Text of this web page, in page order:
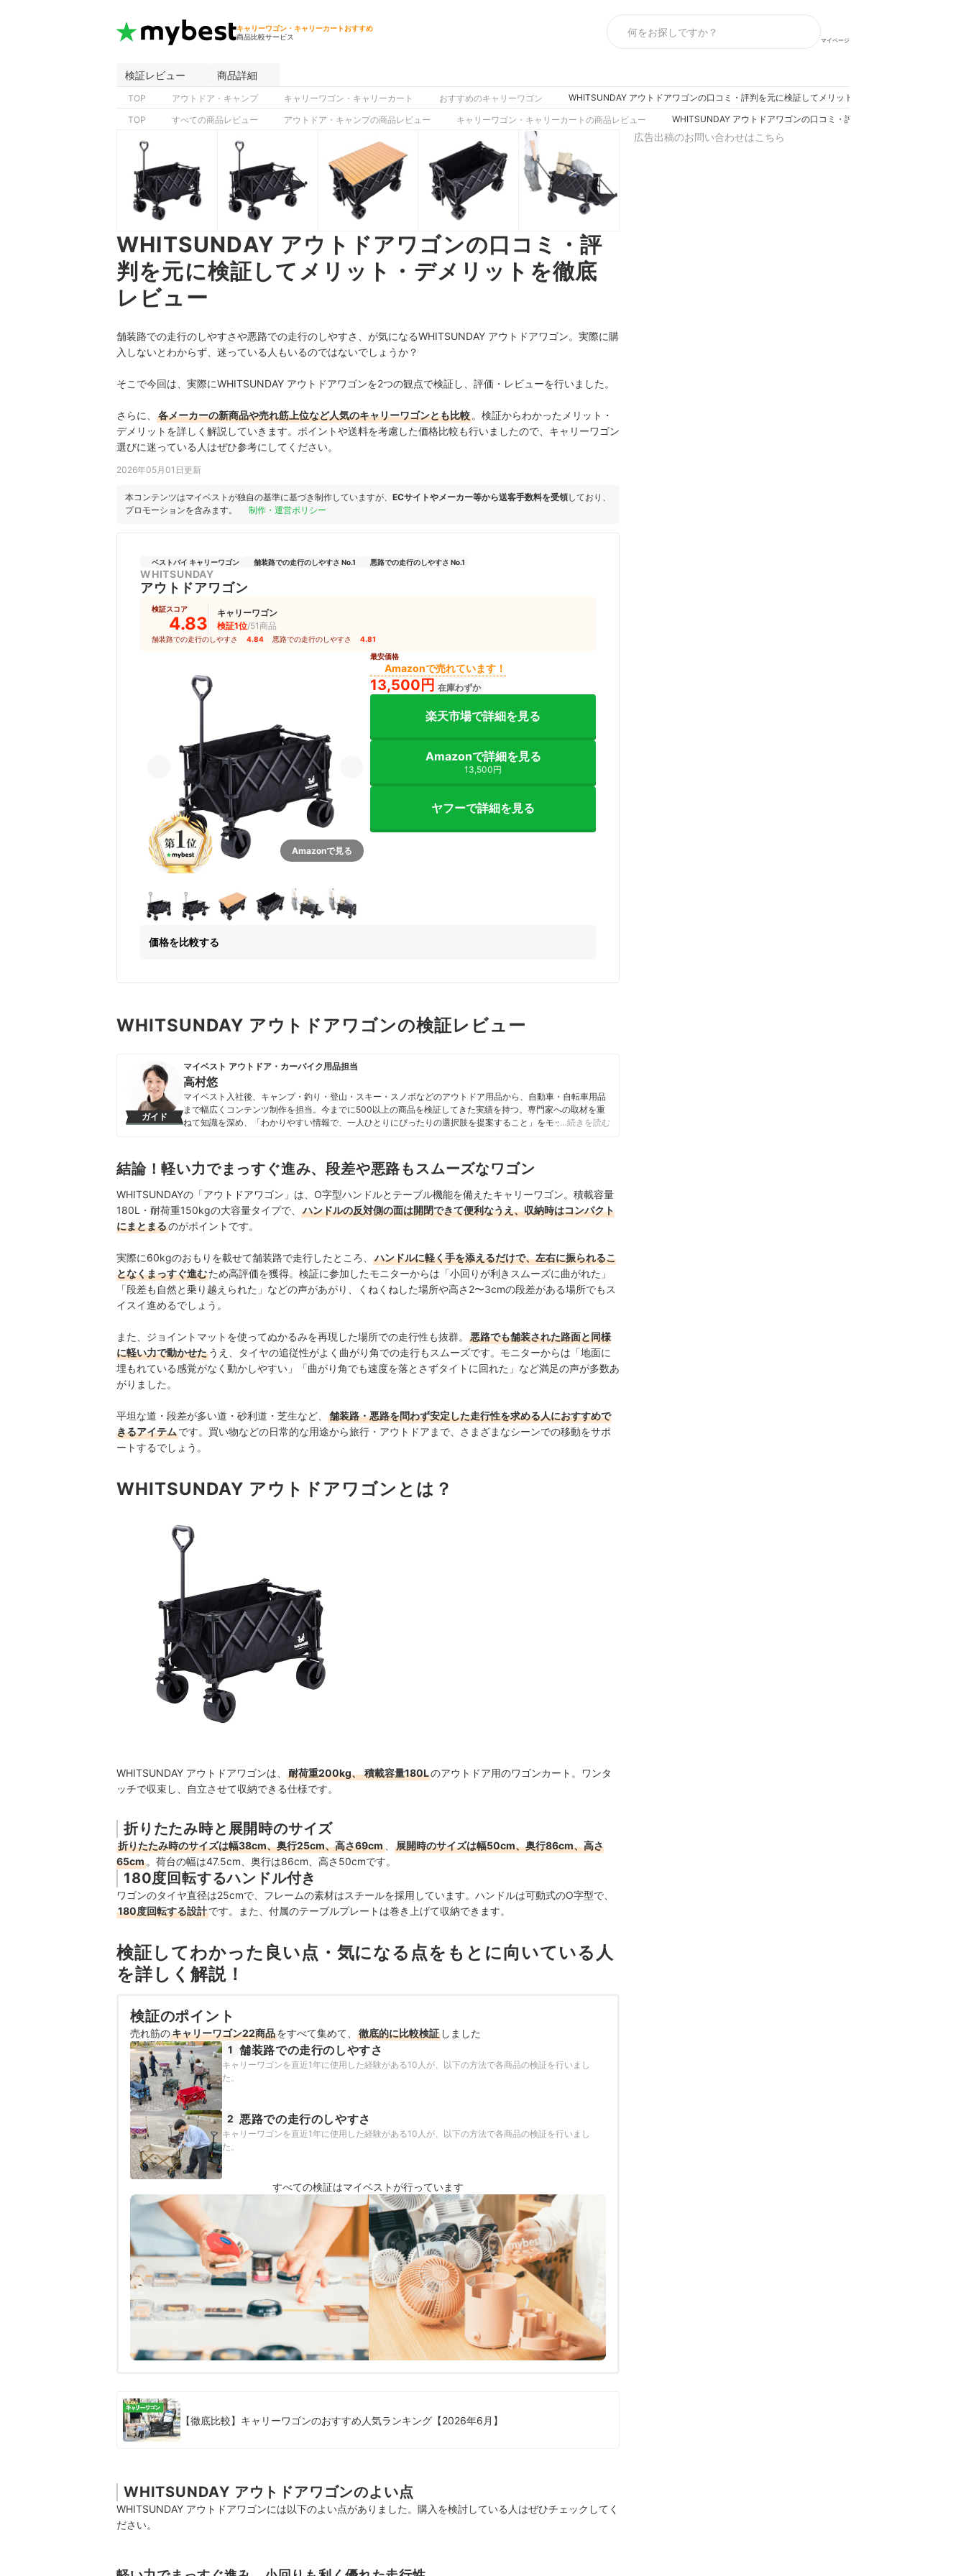
キャリーワゴン・キャリーカートおすすめ
商品比較サービス
マイページ
検証レビュー 商品詳細
TOP アウトドア・キャンプ キャリーワゴン・キャリーカート おすすめのキャリーワゴン WHITSUNDAY アウトドアワゴンの口コミ・評判を元に検証してメリット・デメリットを徹底レビュー
TOP すべての商品レビュー アウトドア・キャンプの商品レビュー キャリーワゴン・キャリーカートの商品レビュー WHITSUNDAY アウトドアワゴンの口コミ・評判を元に検証してメリット
WHITSUNDAY アウトドアワゴンの口コミ・評
判を元に検証してメリット・デメリットを徹底
レビュー
舗装路での走行のしやすさや悪路での走行のしやすさ、が気になるWHITSUNDAY アウトドアワゴン。実際に購
入しないとわからず、迷っている人もいるのではないでしょうか？
そこで今回は、実際にWHITSUNDAY アウトドアワゴンを2つの観点で検証し、評価・レビューを行いました。
さらに、 各メーカーの新商品や売れ筋上位など人気のキャリーワゴンとも比較 。検証からわかったメリット・
デメリットを詳しく解説していきます。ポイントや送料を考慮した価格比較も行いましたので、キャリーワゴン
選びに迷っている人はぜひ参考にしてください。
2026年05月01日更新
本コンテンツはマイベストが独自の基準に基づき制作していますが、 ECサイトやメーカー等から送客手数料を受領しており、
プロモーションを含みます。
制作・運営ポリシー
ベストバイ キャリーワゴン 舗装路での走行のしやすさ No.1 悪路での走行のしやすさ No.1
WHITSUNDAY
アウトドアワゴン
検証スコア
4.83
キャリーワゴン
検証1位/51商品
舗装路での走行のしやすさ 4.84 悪路での走行のしやすさ 4.81
Amazonで見る
最安価格
Amazonで売れています！
13,500円 在庫わずか
楽天市場で詳細を見る
Amazonで詳細を見る
13,500円
ヤフーで詳細を見る
価格を比較する
WHITSUNDAY アウトドアワゴンの検証レビュー
ガイド
マイベスト アウトドア・カーバイク用品担当
高村悠
マイベスト入社後、キャンプ・釣り・登山・スキー・スノボなどのアウトドア用品から、自動車・自転車用品
まで幅広くコンテンツ制作を担当。今までに500以上の商品を検証してきた実績を持つ。専門家への取材を重
ねて知識を深め、「わかりやすい情報で、一人ひとりにぴったりの選択肢を提案すること」をモットーに、コ
…続きを読む
結論！軽い力でまっすぐ進み、段差や悪路もスムーズなワゴン
WHITSUNDAYの「アウトドアワゴン」は、O字型ハンドルとテーブル機能を備えたキャリーワゴン。積載容量
180L・耐荷重150kgの大容量タイプで、
ハンドルの反対側の面は開閉できて便利なうえ、収納時はコンパクト
にまとまるのがポイントです。
実際に60kgのおもりを載せて舗装路で走行したところ、
ハンドルに軽く手を添えるだけで、左右に振られるこ
となくまっすぐ進むため高評価を獲得。検証に参加したモニターからは「小回りが利きスムーズに曲がれた」
「段差も自然と乗り越えられた」などの声があがり、くねくねした場所や高さ2〜3cmの段差がある場所でもス
イスイ進めるでしょう。
また、ジョイントマットを使ってぬかるみを再現した場所での走行性も抜群。
悪路でも舗装された路面と同様
に軽い力で動かせた うえ、タイヤの追従性がよく曲がり角での走行もスムーズです。モニターからは「地面に
埋もれている感覚がなく動かしやすい」「曲がり角でも速度を落とさずタイトに回れた」など満足の声が多数あ
がりました。
平坦な道・段差が多い道・砂利道・芝生など、
舗装路・悪路を問わず安定した走行性を求める人におすすめで
きるアイテムです。買い物などの日常的な用途から旅行・アウトドアまで、さまざまなシーンでの移動をサポ
ートするでしょう。
WHITSUNDAY アウトドアワゴンとは？
WHITSUNDAY アウトドアワゴンは、 耐荷重200kg、 積載容量180Lのアウトドア用のワゴンカート。ワンタ
ッチで収束し、自立させて収納できる仕様です。
折りたたみ時と展開時のサイズ
折りたたみ時のサイズは幅38cm、奥行25cm、高さ69cm
展開時のサイズは幅50cm、奥行86cm、高さ
65cm 。荷台の幅は47.5cm、奥行は86cm、高さ50cmです。
180度回転するハンドル付き
ワゴンのタイヤ直径は25cmで、フレームの素材はスチールを採用しています。ハンドルは可動式のO字型で、
180度回転する設計です。また、付属のテーブルプレートは巻き上げて収納できます。
検証してわかった良い点・気になる点をもとに向いている人
を詳しく解説！
検証のポイント
売れ筋のキャリーワゴン22商品をすべて集めて、 徹底的に比較検証 しました
1 舗装路での走行のしやすさ
キャリーワゴンを直近1年に使用した経験がある10人が、以下の方法で各商品の検証を行いまし
た。
2 悪路での走行のしやすさ
キャリーワゴンを直近1年に使用した経験がある10人が、以下の方法で各商品の検証を行いまし
た。
すべての検証はマイベストが行っています
【徹底比較】キャリーワゴンのおすすめ人気ランキング【2026年6月】
WHITSUNDAY アウトドアワゴンのよい点
WHITSUNDAY アウトドアワゴンには以下のよい点がありました。購入を検討している人はぜひチェックしてく
ださい。
広告出稿のお問い合わせはこちら